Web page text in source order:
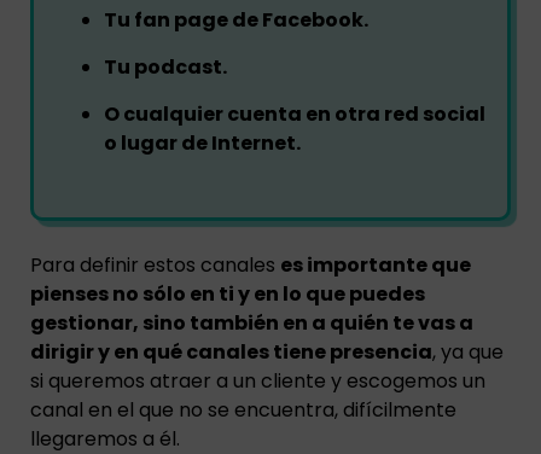
Tu fan page de Facebook.
Tu podcast.
O cualquier cuenta en otra red social
o lugar de Internet.
Para definir estos canales es importante que
pienses no sólo en ti y en lo que puedes
gestionar, sino también en a quién te vas a
dirigir y en qué canales tiene presencia, ya que
si queremos atraer a un cliente y escogemos un
canal en el que no se encuentra, difícilmente
llegaremos a él.